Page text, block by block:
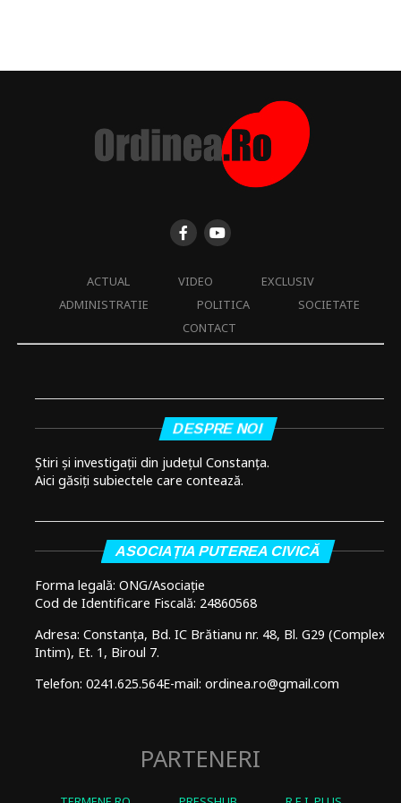
ACTUAL VIDEO
EXCLUSIV
ADMINISTRATIE
POLITICA
SOCIETATE
CONTACT
DESPRE NOI
Știri și investigații din județul Constanța.
Aici găsiți subiectele care contează.
ASOCIAȚIA PUTEREA CIVICĂ
Forma legală: ONG/Asociație
Cod de Identificare Fiscală: 24860568
Adresa: Constanța, Bd. IC Brătianu nr. 48, Bl. G29 (Complex
Intim), Et. 1, Biroul 7.
Telefon: 0241.625.564E-mail: ordinea.ro@gmail.com
PARTENERI